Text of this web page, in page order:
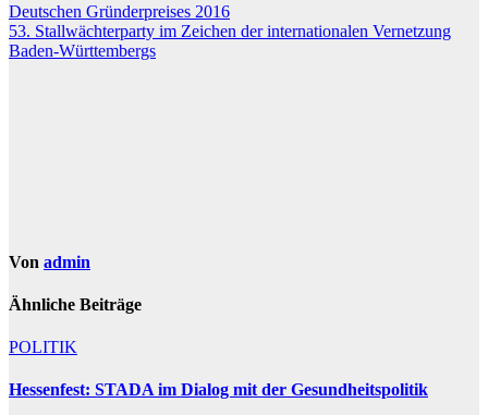
Beitragsnavigation
Deutschen Gründerpreises 2016
53. Stallwächterparty im Zeichen der internationalen Vernetzung
Baden-Württembergs
Von admin
Ähnliche Beiträge
POLITIK
Hessenfest: STADA im Dialog mit der Gesundheitspolitik